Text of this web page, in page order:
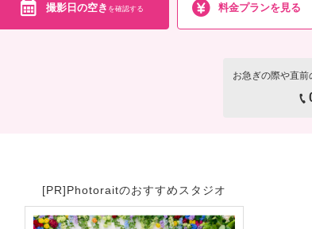
撮影日の空き を確認する 料金プランを見る
お急ぎの際や直
[PR]Photoraitのおすすめスタジオ